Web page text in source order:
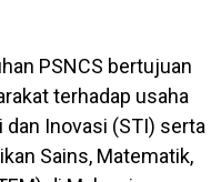
PSNCS bertujuan
terhadap usaha
dan Inovasi (STI) serta
Sains, Matematik,